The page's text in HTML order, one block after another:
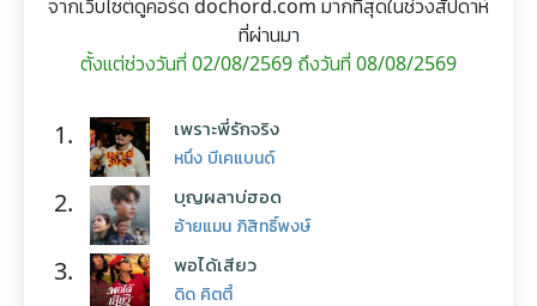
จากเว็บไซต์ดูคอร์ด dochord.com มากที่สุดในช่วงสัปดาห์
ที่ผ่านมา
ตั้งแต่ช่วงวันที่ 02/08/2569 ถึงวันที่ 08/08/2569
1. เพราะพี่รักจริง
หนึ่ง บีเคแบนด์
2. บุญผลาบ่ฮอด
อ้ายแมน ภิสิทธิ์พงษ์
3. พอได้เสียว
ดิด คิตตี้